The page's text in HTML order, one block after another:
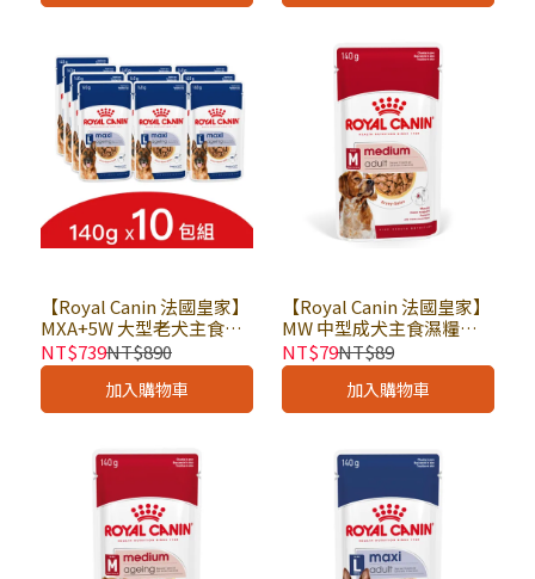
【Royal Canin 法國皇家】
MXA+5W 大型老犬主食濕
糧 140g × 10包組｜狗主食
餐包 狗主食罐 老犬餐包 皇
家犬濕糧｜歐洲進口
NT$739NT$890
加入購物車
【Royal Canin 法國皇家】
MW 中型成犬主食濕糧
140g × 包｜狗主食餐包 狗
主食罐 皇家犬濕糧｜歐洲
NT$79NT$89
加入購物車